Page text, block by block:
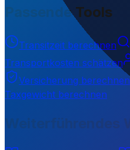
Passende Tools
Transitzeit berechnen
Transportkosten schätzen
Versicherung berechnen
Taxgewicht berechnen
Weiterführendes